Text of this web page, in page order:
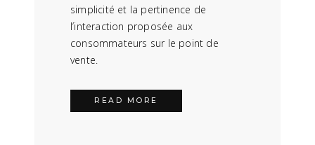
simplicité et la pertinence de
l’interaction proposée aux
consommateurs sur le point de
vente.
READ MORE